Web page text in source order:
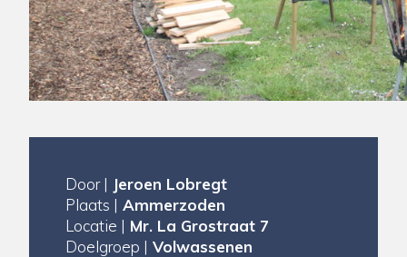
Door | Jeroen Lobregt
Plaats | Ammerzoden
Locatie | Mr. La Grostraat 7
Doelgroep | Volwassenen